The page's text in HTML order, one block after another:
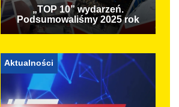
„TOP 10” wydarzeń.
Podsumowaliśmy 2025 rok
Aktualności